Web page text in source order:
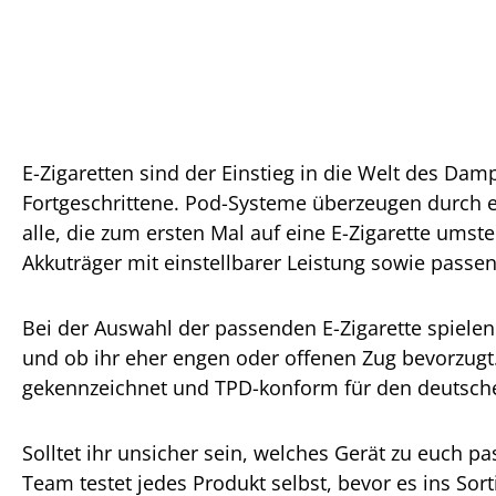
E-Zigaretten sind der Einstieg in die Welt des
Fortgeschrittene. Pod-Systeme überzeugen
alle, die zum ersten Mal auf eine E-Zigarette
Akkuträger mit einstellbarer Leistung sowie
Bei der Auswahl der passenden E-Zigarette
und ob ihr eher engen oder offenen Zug
gekennzeichnet und TPD-konform für den
Solltet ihr unsicher sein, welches Gerät zu euch
Team testet jedes Produkt selbst, bevor es ins